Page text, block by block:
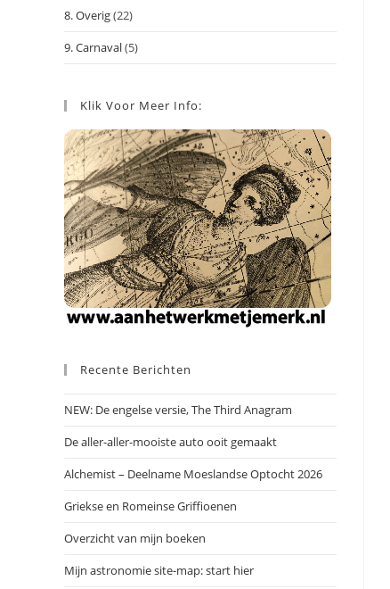
8. Overig(22)
9. Carnaval(5)
Klik Voor Meer Info:
Recente Berichten
NEW: De engelse versie, The Third Anagram
De aller-aller-mooiste auto ooit gemaakt
Alchemist – Deelname Moeslandse Optocht 2026
Griekse en Romeinse Griffioenen
Overzicht van mijn boeken
Mijn astronomie site-map: start hier